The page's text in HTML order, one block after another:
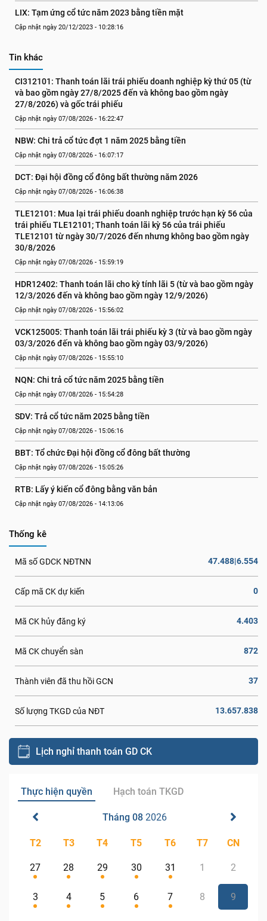
LIX: Tạm ứng cổ tức năm 2023 bằng tiền mặt
Cập nhật ngày 20/12/2023 - 10:28:16
Tin khác
CI312101: Thanh toán lãi trái phiếu doanh nghiệp kỳ thứ 05 (từ
và bao gồm ngày 27/8/2025 đến và không bao gồm ngày
27/8/2026) và gốc trái phiếu
Cập nhật ngày 07/08/2026 - 16:22:47
NBW: Chi trả cổ tức đợt 1 năm 2025 bằng tiền
Cập nhật ngày 07/08/2026 - 16:07:17
DCT: Đại hội đồng cổ đông bất thường năm 2026
Cập nhật ngày 07/08/2026 - 16:06:38
TLE12101: Mua lại trái phiếu doanh nghiệp trước hạn kỳ 56 của
trái phiếu TLE12101; Thanh toán lãi kỳ 56 của trái phiếu
TLE12101 từ ngày 30/7/2026 đến nhưng không bao gồm ngày
30/8/2026
Cập nhật ngày 07/08/2026 - 15:59:19
HDR12402: Thanh toán lãi cho kỳ tính lãi 5 (từ và bao gồm ngày
12/3/2026 đến và không bao gồm ngày 12/9/2026)
Cập nhật ngày 07/08/2026 - 15:56:02
VCK125005: Thanh toán lãi trái phiếu kỳ 3 (từ và bao gồm ngày
03/3/2026 đến và không bao gồm ngày 03/9/2026)
Cập nhật ngày 07/08/2026 - 15:55:10
NQN: Chi trả cổ tức năm 2025 bằng tiền
Cập nhật ngày 07/08/2026 - 15:54:28
SDV: Trả cổ tức năm 2025 bằng tiền
Cập nhật ngày 07/08/2026 - 15:06:16
BBT: Tổ chức Đại hội đồng cổ đông bất thường
Cập nhật ngày 07/08/2026 - 15:05:26
RTB: Lấy ý kiến cổ đông bằng văn bản
Cập nhật ngày 07/08/2026 - 14:13:06
Thống kê
Mã số GDCK NĐTNN 47.488|6.554
Cấp mã CK dự kiến 0
Mã CK hủy đăng ký 4.403
Mã CK chuyển sàn 872
Thành viên đã thu hồi GCN 37
Số lượng TKGD của NĐT 13.657.838
Lịch nghỉ thanh toán GD CK
Thực hiện quyền Hạch toán TKGD
Tháng 08 2026
T2 T3 T4 T5 T6 T7 CN
27 28 29 30 31 1 2
3 4 5 6 7 8 9